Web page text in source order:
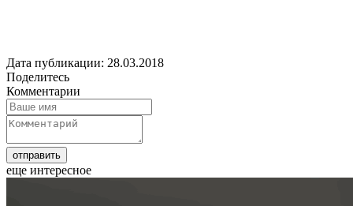
Дата публикации: 28.03.2018
Поделитесь
Комментарии
еще интересное